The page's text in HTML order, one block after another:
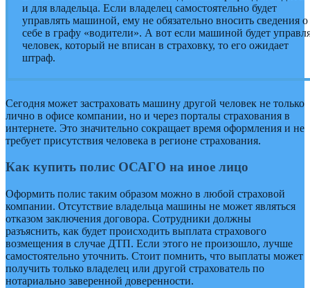
и для владельца. Если владелец самостоятельно будет
управлять машиной, ему не обязательно вносить сведения о
себе в графу «водители». А вот если машиной будет
человек, который не вписан в страховку, то его ожидает
штраф.
Сегодня может застраховать машину другой человек не только
лично в офисе компании, но и через порталы страхования в
интернете. Это значительно сокращает время оформления и не
требует присутствия человека в регионе страхования.
Как купить полис ОСАГО на иное лицо
Оформить полис таким образом можно в любой страховой
компании. Отсутствие владельца машины не может являться
отказом заключения договора. Сотрудники должны
разъяснить, как будет происходить выплата страхового
возмещения в случае ДТП. Если этого не произошло, лучше
самостоятельно уточнить. Стоит помнить, что выплаты может
получить только владелец или другой страхователь по
нотариально заверенной доверенности.